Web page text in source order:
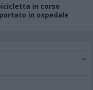
in corso
in ospedale